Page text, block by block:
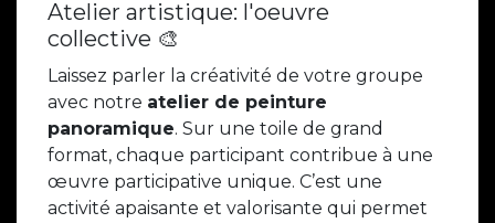
Atelier artistique: l'oeuvre
collective 🎨
Laissez parler la créativité de votre groupe
avec notre atelier de peinture
panoramique. Sur une toile de grand
format, chaque participant contribue à une
œuvre participative unique. C’est une
activité apaisante et valorisante qui permet